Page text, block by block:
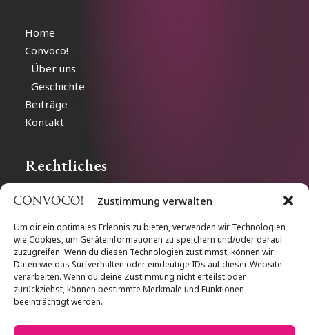
Zustimmung verwalten
Um dir ein optimales Erlebnis zu bieten, verwenden wir Technologien
wie Cookies, um Geräteinformationen zu speichern und/oder darauf
zuzugreifen. Wenn du diesen Technologien zustimmst, können wir
Daten wie das Surfverhalten oder eindeutige IDs auf dieser Website
verarbeiten. Wenn du deine Zustimmung nicht erteilst oder
zurückziehst, können bestimmte Merkmale und Funktionen
beeinträchtigt werden.
Home
Convoco!
Über uns
Geschichte
Beiträge
Kontakt
Rechtliches
Impressum
Datenschutz
Cookie-Richtlinien
Follow us